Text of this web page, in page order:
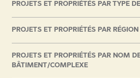
PROJETS ET PROPRIÉTÉS PAR TYPE
PROJETS ET PROPRIÉTÉS PAR RÉGION
PROJETS ET PROPRIÉTÉS PAR NOM
BÂTIMENT/COMPLEXE